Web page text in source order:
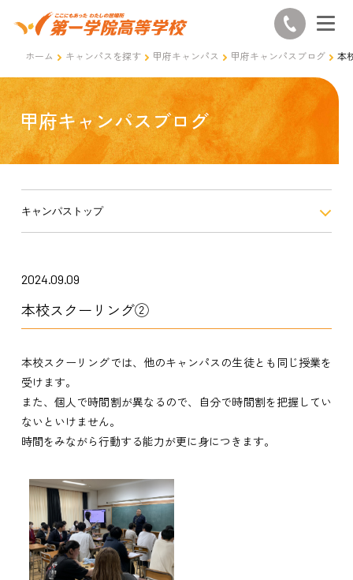
ホーム キャンパスを探す 甲府キャンパス 甲府キャンパスブログ 本
甲府キャンパスブログ
キャンパストップ
2024.09.09
本校スクーリング②
本校スクーリングでは、他のキャンパスの生徒とも同じ授業を
受けます。
また、個人で時間割が異なるので、自分で時間割を把握してい
ないといけません。
時間をみながら行動する能力が更に身につきます。